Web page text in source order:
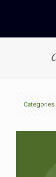
Categories